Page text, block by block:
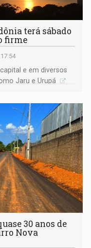
terá sábado
firme
e em diversos
Jaru e Urupá
30 anos de
Nova